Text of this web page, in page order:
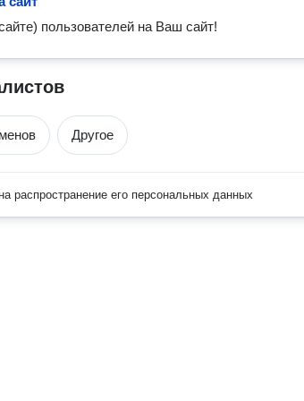
пользователей на Ваш сайт!
Другое
распространение его персональных данных